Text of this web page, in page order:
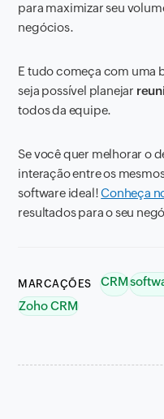
para maximizar seu
negócios.
E tudo começa com uma
seja possível planejar
todos da equipe.
Se você quer melhorar o
interação entre os
software ideal!Conheça
resultados para o seu
MARCAÇÕES CRM
Zoho CRM